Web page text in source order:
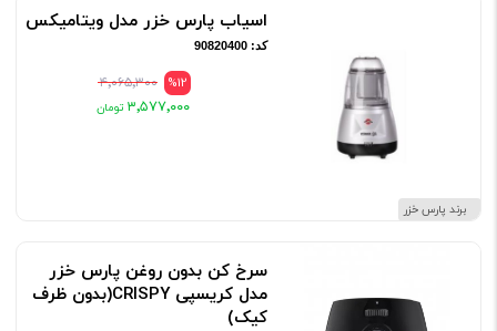
برند پارس خزر
اسیاب پارس خزر مدل ویتامیکس
کد: 90820400
%12 ۴٬۰۶۵٬۳۰۰
۳٬۵۷۷٬۰۰۰
سرخ کن بدون روغن پارس خزر
مدل کریسپی CRISPY(بدون ظرف
کیک)